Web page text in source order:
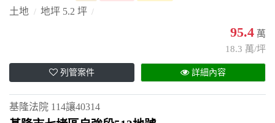
土地 地坪 5.2 坪
95.4 萬
18.3 萬/坪
列管案件 詳細內容
基隆法院 114讓40314